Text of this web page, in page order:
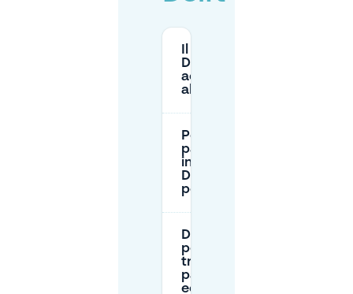
Delft è
accessibile
alle auto?
Posso
parcheggiare
in strada a
Delft senza
permesso?
Dove
posso
trovare
parcheggi
economici